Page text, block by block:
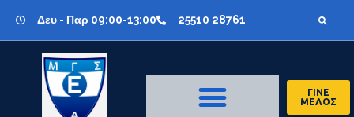
Δευ - Παρ 09:00-13:00 25510 28761
ΓΙΝΕ
ΜΕΛΟΣ